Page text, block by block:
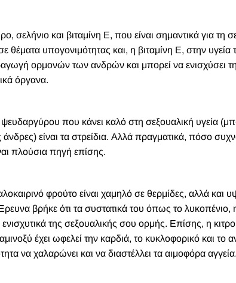
σελήνιο και βιταμίνη Ε, που είναι σημαντικά για τη
θέματα υπογονιμότητας και, η βιταμίνη Ε, στην
ορμονών των ανδρών και μπορεί να ενισχύσει τη
όργανα.
που κάνει καλό στη σεξουαλική υγεία
είναι τα στρείδια. Αλλά πραγματικά, πόσο
πλούσια πηγή επίσης.
φρούτο είναι χαμηλό σε θερμίδες, αλλά
βρήκε ότι τα συστατικά του όπως το λυκοπένιο,
της σεξουαλικής σου ορμής. Επίσης, η
έχει ωφελεί την καρδιά, το κυκλοφορικό και το
να χαλαρώνει και να διαστέλλει τα αιμοφόρα